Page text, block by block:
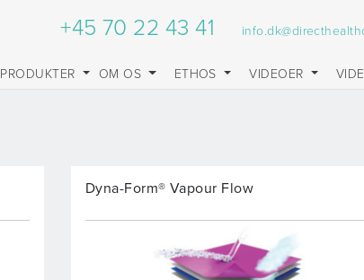
+45 70 22 43 41
PRODUKTER OM OS ETHOS VIDEOER
Dyna-Form® Vapour Flow